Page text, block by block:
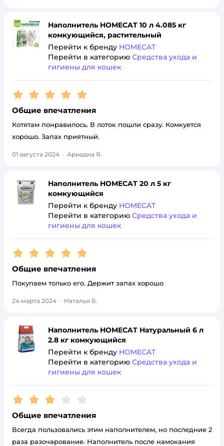
Наполнитель HOMECAT 10 л 4.085 кг
комкующийся, растительный
Перейти к бренду HOMECAT
Перейти в категорию Средства ухода и
гигиены для кошек
Рейтинг:5
Общие впечатления
Котятам понравилось. В лоток пошли сразу. Комкуется
хорошо. Запах приятный.
01 августа 2024 · Ариадна Я.
Наполнитель HOMECAT 20 л 5 кг
комкующийся
Перейти к бренду HOMECAT
Перейти в категорию Средства ухода и
гигиены для кошек
Рейтинг:5
Общие впечатления
Покупаем только его. Держит запах хорошо
24 марта 2024 · Наталья Б.
Наполнитель HOMECAT Натуральный 6 л
2.8 кг комкующийся
Перейти к бренду HOMECAT
Перейти в категорию Средства ухода и
гигиены для кошек
Рейтинг:3
Общие впечатления
Всегда пользовались этим наполнителем, но последние 2
раза разочарование. Наполнитель после намокания